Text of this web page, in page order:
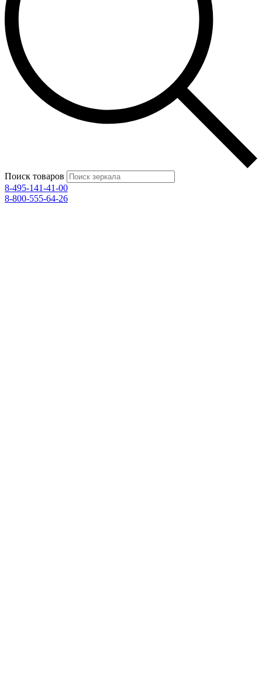
Поиск товаров
8-495-141-41-00
8-800-555-64-26